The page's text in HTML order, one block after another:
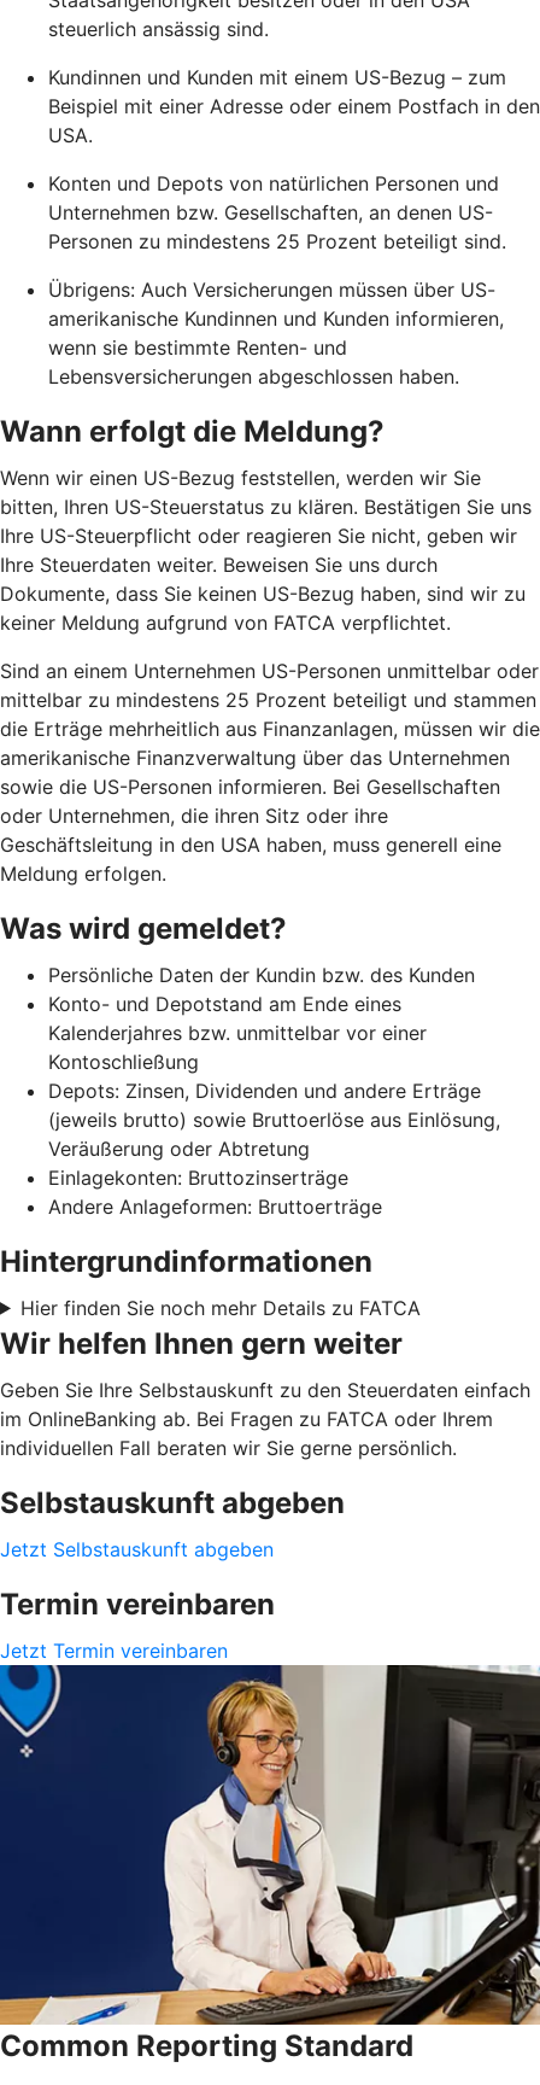
steuerlich ansässig sind.
Kundinnen und Kunden mit einem US-Bezug – zum
Beispiel mit einer Adresse oder einem Postfach in den
USA.
Konten und Depots von natürlichen Personen und
Unternehmen bzw. Gesellschaften, an denen US-
Personen zu mindestens 25 Prozent beteiligt sind.
Übrigens: Auch Versicherungen müssen über US-
amerikanische Kundinnen und Kunden informieren,
wenn sie bestimmte Renten- und
Lebensversicherungen abgeschlossen haben.
Wann erfolgt die Meldung?
Wenn wir einen US-Bezug feststellen, werden wir Sie
bitten, Ihren US-Steuerstatus zu klären. Bestätigen Sie uns
Ihre US-Steuerpflicht oder reagieren Sie nicht, geben wir
Ihre Steuerdaten weiter. Beweisen Sie uns durch
Dokumente, dass Sie keinen US-Bezug haben, sind wir zu
keiner Meldung aufgrund von FATCA verpflichtet.
Sind an einem Unternehmen US-Personen unmittelbar oder
mittelbar zu mindestens 25 Prozent beteiligt und stammen
die Erträge mehrheitlich aus Finanzanlagen, müssen wir die
amerikanische Finanzverwaltung über das Unternehmen
sowie die US-Personen informieren. Bei Gesellschaften
oder Unternehmen, die ihren Sitz oder ihre
Geschäftsleitung in den USA haben, muss generell eine
Meldung erfolgen.
Was wird gemeldet?
Persönliche Daten der Kundin bzw. des Kunden
Konto- und Depotstand am Ende eines
Kalenderjahres bzw. unmittelbar vor einer
Kontoschließung
Depots: Zinsen, Dividenden und andere Erträge
(jeweils brutto) sowie Bruttoerlöse aus Einlösung,
Veräußerung oder Abtretung
Einlagekonten: Bruttozinserträge
Andere Anlageformen: Bruttoerträge
Hintergrundinformationen
Hier finden Sie noch mehr Details zu FATCA
Wir helfen Ihnen gern weiter
Geben Sie Ihre Selbstauskunft zu den Steuerdaten einfach
im OnlineBanking ab. Bei Fragen zu FATCA oder Ihrem
individuellen Fall beraten wir Sie gerne persönlich.
Selbstauskunft abgeben
Jetzt Selbstauskunft abgeben
Termin vereinbaren
Jetzt Termin vereinbaren
Common Reporting Standard